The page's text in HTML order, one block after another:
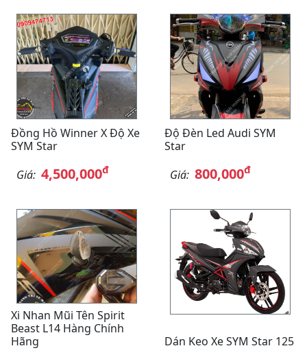
Đồng Hồ Winner X Độ Xe
SYM Star
Giá: 4,500,000đ
Độ Đèn Led Audi SYM
Star
Giá: 800,000đ
Xi Nhan Mũi Tên Spirit
Beast L14 Hàng Chính
Hãng
Dán Keo Xe SYM Star 125